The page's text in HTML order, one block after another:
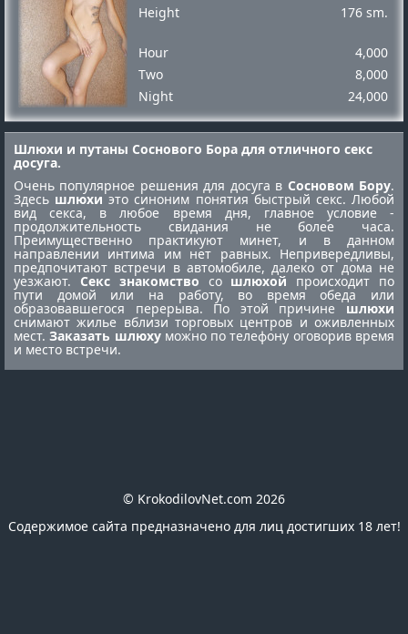
Height
176 sm.
Hour
4,000
Two
8,000
Night
24,000
Шлюхи и путаны Соснового Бора для отличного секс
досуга.
Очень популярное решения для досуга в Сосновом Бору.
Здесь шлюхиэто синоним понятия быстрый секс. Любой
вид секса, в любое время дня, главное условие -
продолжительность свидания не более часа.
Преимущественно практикуют минет, и в данном
направлении интима им нет равных. Непривередливы,
предпочитают встречи в автомобиле, далеко от дома не
уезжают. Секс знакомство со шлюхой происходит по
пути домой или на работу, во время обеда или
образовавшегося перерыва. По этой причине шлюхи
снимают жилье вблизи торговых центров и оживленных
мест.Заказать шлюхуможно по телефону оговорив время
и место встречи.
© KrokodilovNet.com 2026
Содержимое сайта предназначено для лиц достигших 18 лет!